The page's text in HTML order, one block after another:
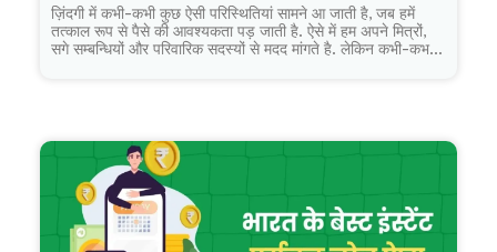
ज़िंदगी में कभी-कभी कुछ ऐसी परिस्थितियां सामने आ जाती है, जब हमें
तत्काल रूप से पैसे की आवश्यकता पड़ जाती है. ऐसे में हम अपने मित्रों,
सगे सम्बन्धियों और परिवारिक सदस्यों से मदद मांगते है. लेकिन कभी-कभ...